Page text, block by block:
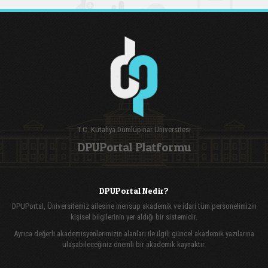
T.C. Kütahya Dumlupınar Üniversitesi
DPUPortal Platformu
DPUPortal Nedir?
DPUPortal, Üniversitemiz ailesine mensup akademik ve idari tüm personelimizin
kişisel bilgilerinin yer aldığı bir sistemidir.
Ayrıca değerli akademisyenlerimizin alanları ile ilgili güncel akademik yazılarına
ulaşabileceğiniz önemli bir akademik kaynaktır.